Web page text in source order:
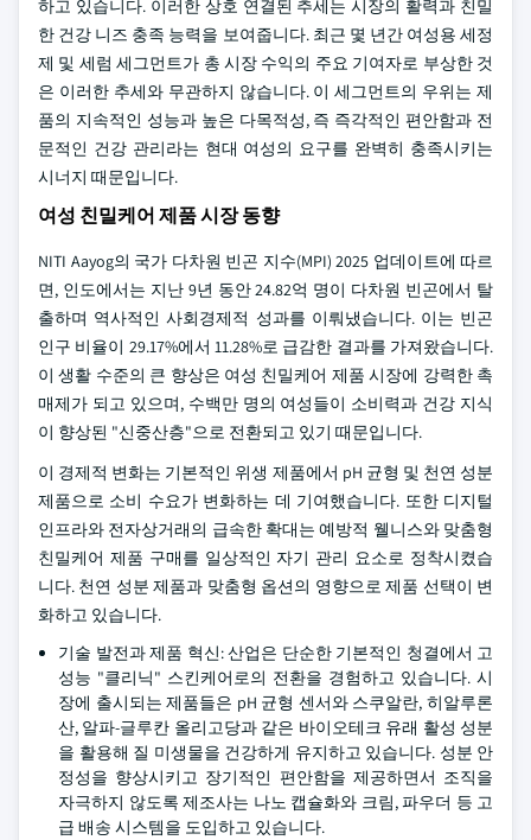
하고 있습니다. 이러한 상호 연결된 추세는 시장의 활력과 친밀
한 건강 니즈 충족 능력을 보여줍니다. 최근 몇 년간 여성용 세정
제 및 세럼 세그먼트가 총 시장 수익의 주요 기여자로 부상한 것
은 이러한 추세와 무관하지 않습니다. 이 세그먼트의 우위는 제
품의 지속적인 성능과 높은 다목적성, 즉 즉각적인 편안함과 전
문적인 건강 관리라는 현대 여성의 요구를 완벽히 충족시키는
시너지 때문입니다.
여성 친밀케어 제품 시장 동향
NITI Aayog의 국가 다차원 빈곤 지수(MPI) 2025 업데이트에 따르
면, 인도에서는 지난 9년 동안 24.82억 명이 다차원 빈곤에서 탈
출하며 역사적인 사회경제적 성과를 이뤄냈습니다. 이는 빈곤
인구 비율이 29.17%에서 11.28%로 급감한 결과를 가져왔습니다.
이 생활 수준의 큰 향상은 여성 친밀케어 제품 시장에 강력한 촉
매제가 되고 있으며, 수백만 명의 여성들이 소비력과 건강 지식
이 향상된 "신중산층"으로 전환되고 있기 때문입니다.
이 경제적 변화는 기본적인 위생 제품에서 pH 균형 및 천연 성분
제품으로 소비 수요가 변화하는 데 기여했습니다. 또한 디지털
인프라와 전자상거래의 급속한 확대는 예방적 웰니스와 맞춤형
친밀케어 제품 구매를 일상적인 자기 관리 요소로 정착시켰습
니다. 천연 성분 제품과 맞춤형 옵션의 영향으로 제품 선택이 변
화하고 있습니다.
기술 발전과 제품 혁신: 산업은 단순한 기본적인 청결에서 고
성능 "클리닉" 스킨케어로의 전환을 경험하고 있습니다. 시
장에 출시되는 제품들은 pH 균형 센서와 스쿠알란, 히알루론
산, 알파-글루칸 올리고당과 같은 바이오테크 유래 활성 성분
을 활용해 질 미생물을 건강하게 유지하고 있습니다. 성분 안
정성을 향상시키고 장기적인 편안함을 제공하면서 조직을
자극하지 않도록 제조사는 나노 캡슐화와 크림, 파우더 등 고
급 배송 시스템을 도입하고 있습니다.